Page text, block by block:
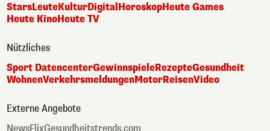
StarsLeuteKulturDigital HoroskopHeute Games
Heute KinoHeute TV
Nützliches
Sport DatencenterGewinnspieleRezepteGesundheit
WohnenVerkehrsmeldungenMotorReisenVideo
Externe Angebote
NewsFlixGesundheitstrends.com